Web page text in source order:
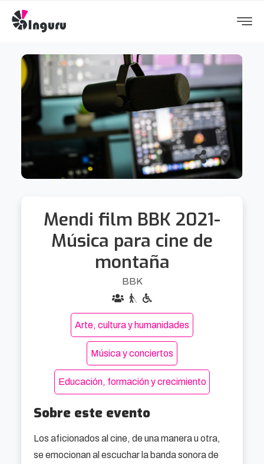
Mendi film BBK 2021-
Música para cine de
montaña
BBK
Arte, cultura y humanidades
Música y conciertos
Educación, formación y crecimiento
Sobre este evento
Los aficionados al cine, de una manera u otra,
se emocionan al escuchar la banda sonora de